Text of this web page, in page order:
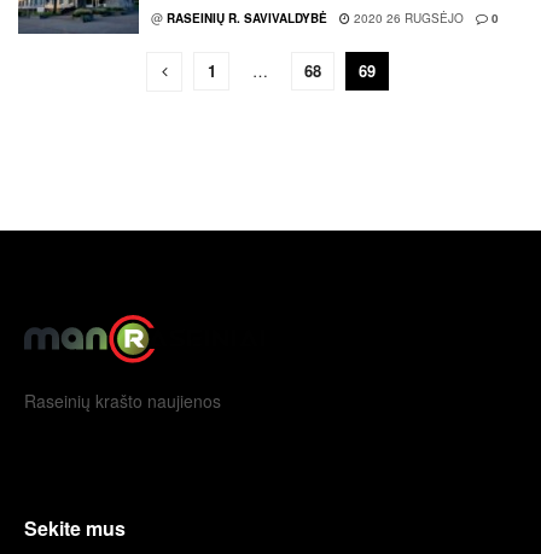
@ RASEINIŲ R. SAVIVALDYBĖ 2020 26 RUGSĖJO 0
1 … 68 69
Raseinių krašto naujienos
Sekite mus